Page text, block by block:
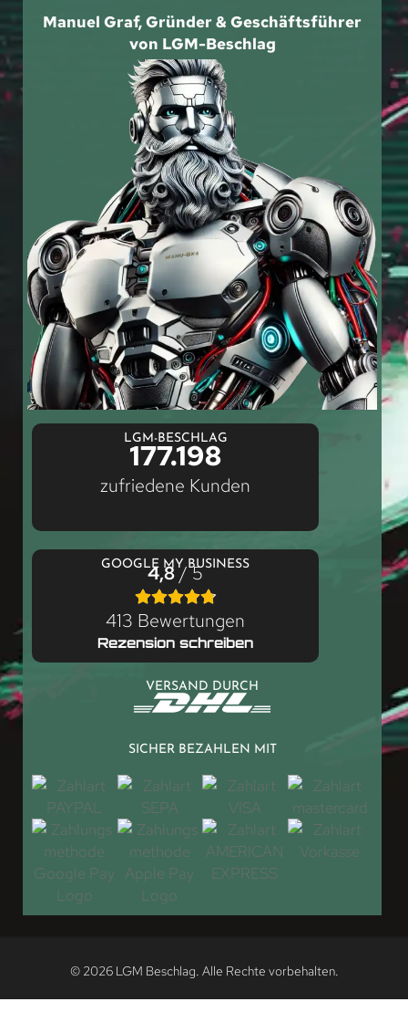
Manuel Graf, Gründer & Geschäftsführer
von LGM-Beschlag
LGM-BESCHLAG
177.198
zufriedene Kunden
GOOGLE MY BUSINESS
4,8/ 5
413 Bewertungen
Rezension schreiben
VERSAND DURCH
SICHER BEZAHLEN MIT
© 2026 LGM Beschlag. Alle Rechte vorbehalten.